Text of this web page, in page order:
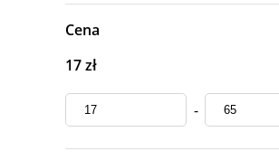
Cena
17 zł
-